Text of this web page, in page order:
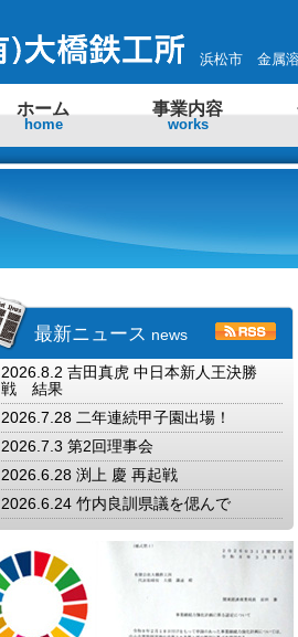
浜松市 金属溶
ホーム
home
事業内容
works
最新ニュース news
2026.8.2 吉田真虎 中日本新人王決勝
戦 結果
2026.7.28 二年連続甲子園出場！
2026.7.3 第2回理事会
2026.6.28 渕上 慶 再起戦
2026.6.24 竹内良訓県議を偲んで